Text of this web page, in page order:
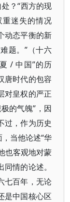
？“西方的现
迷失的情况
动态平衡的新
题。”（十六
/ 中国”的历
唐时代的包容
对皇权的严正
的气魄”，因
过，作为历史
当他论述“华
也客观地对蒙
情的论述。
七百年，无论
是中国核心区